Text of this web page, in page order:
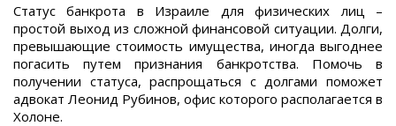
Статус банкрота в Израиле для физических лиц –
простой выход из сложной финансовой ситуации. Долги,
превышающие стоимость имущества, иногда выгоднее
погасить путем признания банкротства. Помочь в
получении статуса, распрощаться с долгами поможет
адвокат Леонид Рубинов, офис которого располагается в
Холоне.